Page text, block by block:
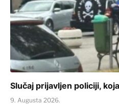
Slučaj prijavljen policiji,
9. Augusta 2026.